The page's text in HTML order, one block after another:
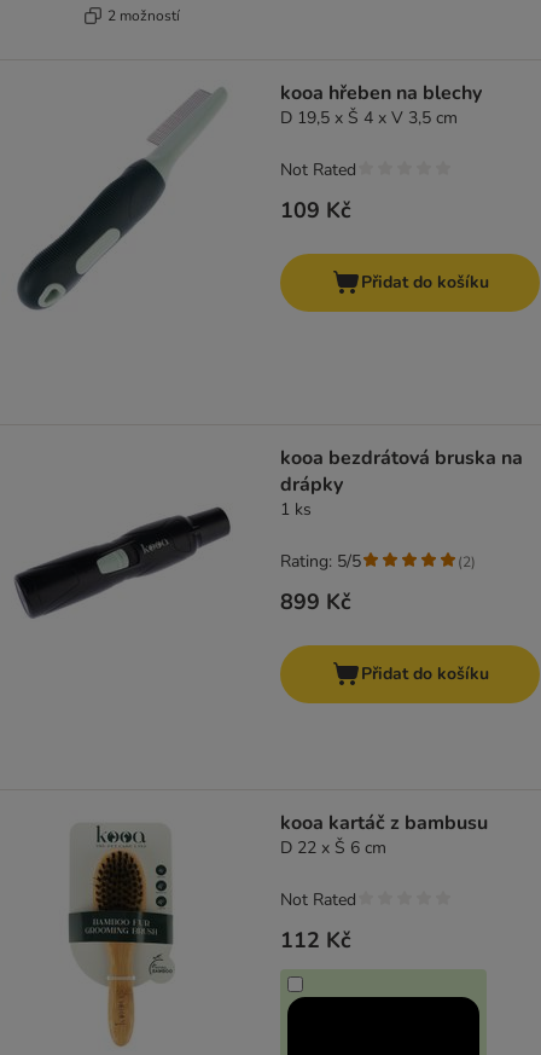
2 možností
kooa hřeben na blechy
D 19,5 x Š 4 x V 3,5 cm
109 Kč
Not Rated
Přidat do košíku
kooa bezdrátová bruska na
drápky
1 ks
899 Kč
Rating: 5/5 (2)
Přidat do košíku
kooa kartáč z bambusu
D 22 x Š 6 cm
112 Kč
Not Rated